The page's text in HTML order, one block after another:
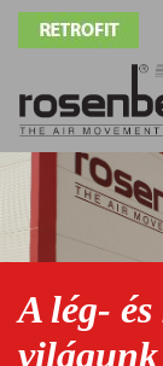
UgrásImage
A lég-
világunk